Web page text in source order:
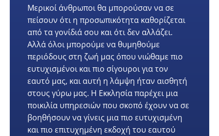
Μερικοί άνθρωποι θα μπορούσαν να σε
πείσουν ότι η προσωπικότητα καθορίζεται
από τα γονίδιά σου και ότι δεν αλλάζει.
Αλλά όλοι μπορούμε να θυμηθούμε
περιόδους στη ζωή μας όπου νιώθαμε πιο
ευτυχισμένοι και πιο σίγουροι για τον
εαυτό μας, και αυτή η λάμψη ήταν αισθητή
στους γύρω μας. Η Εκκλησία παρέχει μια
ποικιλία υπηρεσιών που σκοπό έχουν να σε
βοηθήσουν να γίνεις μια πιο ευτυχισμένη
και πιο επιτυχημένη εκδοχή του εαυτού